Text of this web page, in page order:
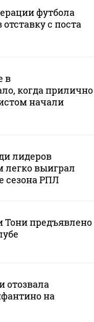
футбола
с поста
в
когда прилично
начали
лидеров
выиграл
сезона РПЛ
Тони предъявлено
отозвала
на